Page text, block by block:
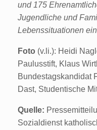
und 175
Jugendliche und
Lebenssituationen
Foto (v.li.): Heidi
Paulusstift, Klaus
Bundestagskandidat
Dast, Studentische
Quelle:
Sozialdienst